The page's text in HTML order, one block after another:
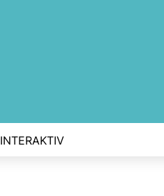
INTERAKTIV